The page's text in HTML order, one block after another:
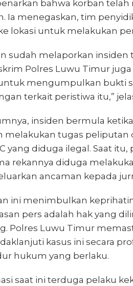
bahwa korban
Ia menegaskan, tim
lokasi untuk melakukan
sudah melaporkan insiden
Polres Luwu Timur
mengumpulkan bukti
terkait peristiwa itu,”
insiden bermula
melakukan tugas peliputan
yang diduga ilegal. Saat
rekannya diduga
ancaman kepada
ini menimbulkan
pers adalah hak yang
Polres Luwu Timur
kasus ini secara
hukum yang berlaku.
saat ini terduga pelaku